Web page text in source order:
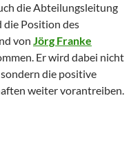
die Abteilungsleitung
Position des
von Jörg Franke
Er wird dabei nicht
die positive
weiter vorantreiben.